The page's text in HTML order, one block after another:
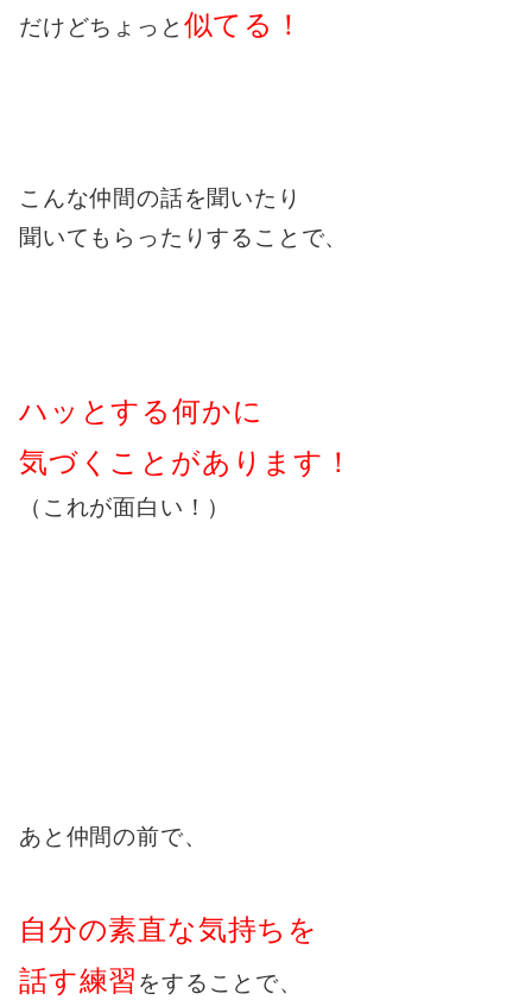
だけどちょっと 似てる！
こんな仲間の話を聞いたり
聞いてもらったりすることで、
ハッとする何かに
気づくことがあります！
（これが面白い！）
あと仲間の前で、
自分の素直な気持ちを
話す練習 をすることで、